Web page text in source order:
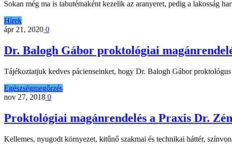
Sokan még ma is tabutémaként kezelik az aranyeret, pedig a lakosság
Hírek
ápr 21, 2020 0
Dr. Balogh Gábor proktológiai
Tájékoztatjuk kedves pácienseinket, hogy Dr. Balogh Gábor
Egészségmegőrzés
nov 27, 2018 0
Proktológiai magánrendelés a Praxis Dr.
Kellemes, nyugodt környezet, kitűnő szakmai és technikai háttér,